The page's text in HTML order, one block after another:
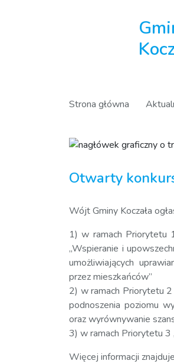
Strona główna
Otwarty
Wójt Gminy Koczała
1) w ramach Priorytetu
„Wspieranie i
umożliwiających
przez mieszkańców”
2) w ramach Priorytetu 2
podnoszenia poziomu
oraz wyrównywanie
3) w ramach Priorytetu 3
Więcej informacji